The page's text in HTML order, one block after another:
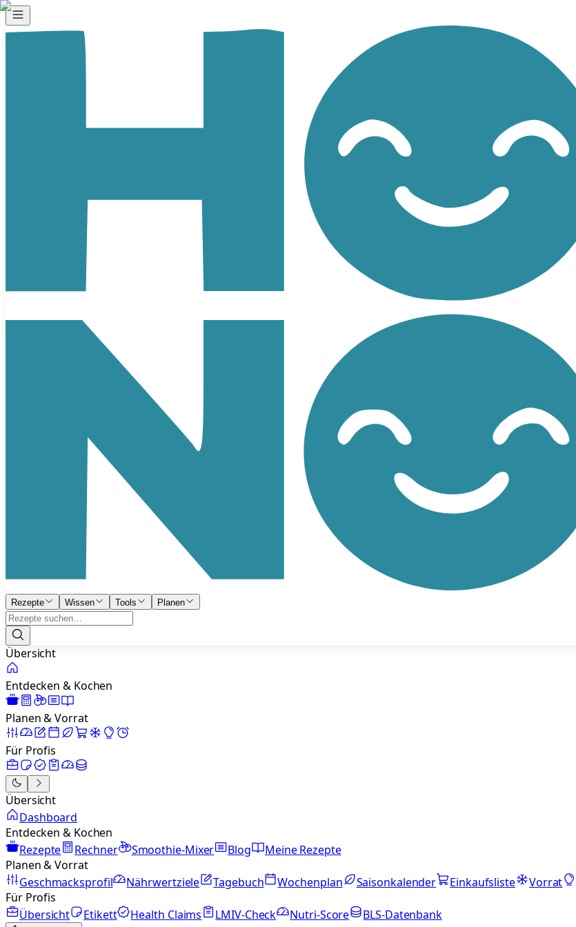
Rezepte Wissen Tools Planen
Übersicht
Entdecken & Kochen
Planen & Vorrat
Für Profis
Übersicht
Dashboard
Entdecken & Kochen
Rezepte
Rechner Smoothie-Mixer Blog
Meine Rezepte
Planen & Vorrat
Geschmacksprofil
Nährwertziele Tagebuch Wochenplan Saisonkalender Einkaufsliste Vorrat
Für Profis
Übersicht
Etikett Health Claims LMIV-Check Nutri-Score BLS-Datenbank